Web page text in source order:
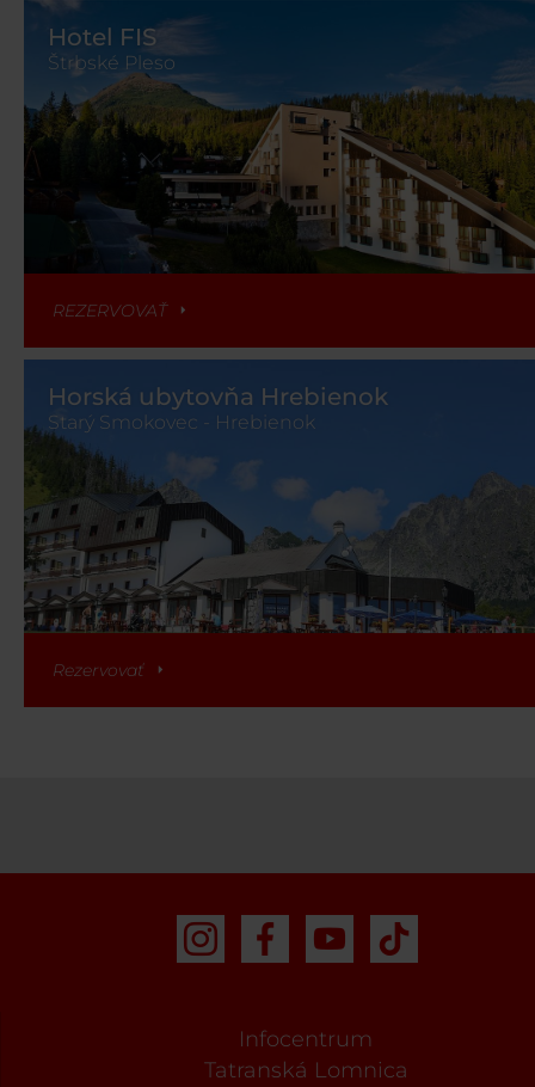
Hotel FIS
Štrbské Pleso
REZERVOVAŤ
Horská ubytovňa Hrebienok
Starý Smokovec - Hrebienok
Rezervovať
Infocentrum
Tatranská Lomnica